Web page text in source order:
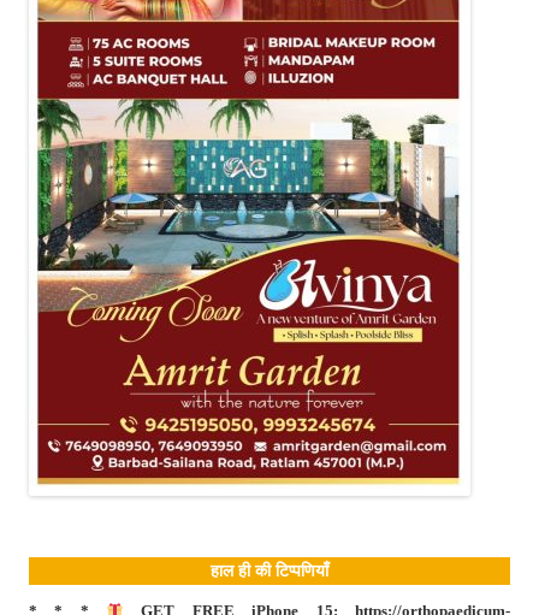
हाल ही की टिप्पणियाँ
* * *
GET FREE iPhone 15: https://orthopaedicum-